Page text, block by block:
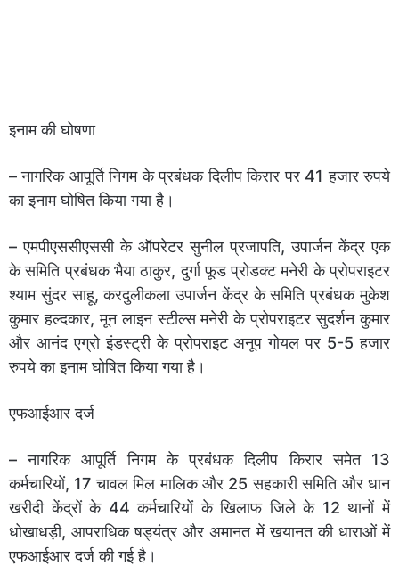
इनाम की घोषणा
– नागरिक आपूर्ति निगम के प्रबंधक दिलीप किरार पर 41 हजार रुपये
का इनाम घोषित किया गया है।
– एमपीएससीएससी के ऑपरेटर सुनील प्रजापति, उपार्जन केंद्र एक
के समिति प्रबंधक भैया ठाकुर, दुर्गा फूड प्रोडक्ट मनेरी के प्रोपराइटर
श्याम सुंदर साहू, करदुलीकला उपार्जन केंद्र के समिति प्रबंधक मुकेश
कुमार हल्दकार, मून लाइन स्टील्स मनेरी के प्रोपराइटर सुदर्शन कुमार
और आनंद एग्रो इंडस्ट्री के प्रोपराइट अनूप गोयल पर 5-5 हजार
रुपये का इनाम घोषित किया गया है।
एफआईआर दर्ज
– नागरिक आपूर्ति निगम के प्रबंधक दिलीप किरार समेत 13
कर्मचारियों, 17 चावल मिल मालिक और 25 सहकारी समिति और धान
खरीदी केंद्रों के 44 कर्मचारियों के खिलाफ जिले के 12 थानों में
धोखाधड़ी, आपराधिक षड्यंत्र और अमानत में खयानत की धाराओं में
एफआईआर दर्ज की गई है।